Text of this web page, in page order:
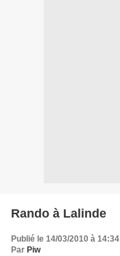
Rando à Lalinde
Publié le 14/03/2010 à 14:34
Par Piw